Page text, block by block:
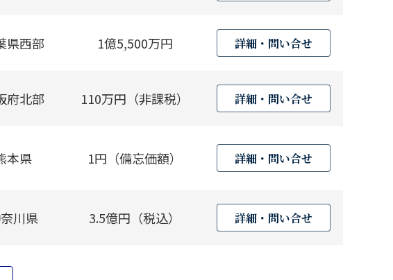
県西部 1億5,500万円 詳細・問い合せ
府北部 110万円（非課税） 詳細・問い合せ
本県 1円（備忘価額） 詳細・問い合せ
川県 3.5億円（税込） 詳細・問い合せ